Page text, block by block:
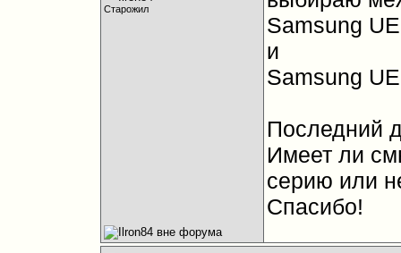
Старожил
Samsung
и
Samsung
Последний
Имеет ли
серию или
Спасибо!